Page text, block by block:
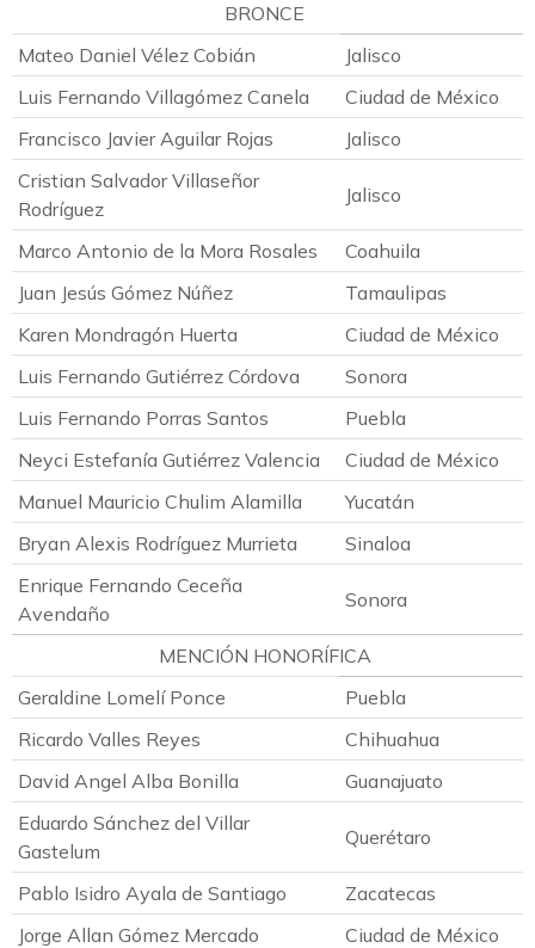
BRONCE
Mateo Daniel Vélez Cobián
Jalisco
Luis Fernando Villagómez Canela
Ciudad de México
Francisco Javier Aguilar Rojas
Jalisco
Cristian Salvador Villaseñor
Rodríguez
Jalisco
Marco Antonio de la Mora Rosales
Coahuila
Juan Jesús Gómez Núñez
Tamaulipas
Karen Mondragón Huerta
Ciudad de México
Luis Fernando Gutiérrez Córdova
Sonora
Luis Fernando Porras Santos
Puebla
Neyci Estefanía Gutiérrez Valencia
Ciudad de México
Manuel Mauricio Chulim Alamilla
Yucatán
Bryan Alexis Rodríguez Murrieta
Sinaloa
Enrique Fernando Ceceña
Avendaño
Sonora
MENCIÓN HONORÍFICA
Geraldine Lomelí Ponce
Puebla
Ricardo Valles Reyes
Chihuahua
David Angel Alba Bonilla
Guanajuato
Eduardo Sánchez del Villar
Gastelum
Querétaro
Pablo Isidro Ayala de Santiago
Zacatecas
Jorge Allan Gómez Mercado
Ciudad de México